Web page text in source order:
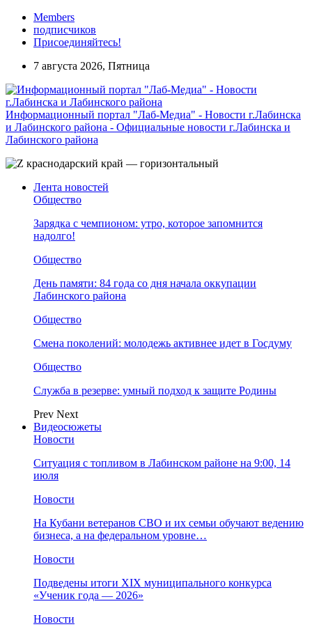
Members
подписчиков
Присоединяйтесь!
7 августа 2026, Пятница
Информационный портал "Лаб-Медиа" - Новости г.Лабинска
и Лабинского района - Официальные новости г.Лабинска и
Лабинского района
Лента новостей
Общество
Зарядка с чемпионом: утро, которое запомнится
надолго!
Общество
День памяти: 84 года со дня начала оккупации
Лабинского района
Общество
Смена поколений: молодежь активнее идет в Госдуму
Общество
Служба в резерве: умный подход к защите Родины
Prev Next
Видеосюжеты
Новости
Ситуация с топливом в Лабинском районе на 9:00, 14
июля
Новости
На Кубани ветеранов СВО и их семьи обучают ведению
бизнеса, а на федеральном уровне…
Новости
Подведены итоги XIX муниципального конкурса
«Ученик года — 2026»
Новости